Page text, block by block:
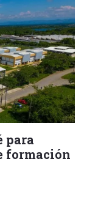
para
formación